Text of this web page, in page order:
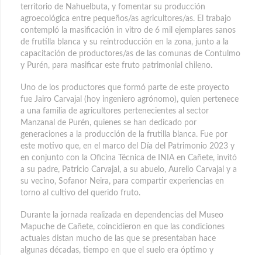
territorio de Nahuelbuta, y fomentar su producción
agroecológica entre pequeños/as agricultores/as. El trabajo
contempló la masificación in vitro de 6 mil ejemplares sanos
de frutilla blanca y su reintroducción en la zona, junto a la
capacitación de productores/as de las comunas de Contulmo
y Purén, para masificar este fruto patrimonial chileno.
Uno de los productores que formó parte de este proyecto
fue Jairo Carvajal (hoy ingeniero agrónomo), quien pertenece
a una familia de agricultores pertenecientes al sector
Manzanal de Purén, quienes se han dedicado por
generaciones a la producción de la frutilla blanca. Fue por
este motivo que, en el marco del Día del Patrimonio 2023 y
en conjunto con la Oficina Técnica de INIA en Cañete, invitó
a su padre, Patricio Carvajal, a su abuelo, Aurelio Carvajal y a
su vecino, Sofanor Neira, para compartir experiencias en
torno al cultivo del querido fruto.
Durante la jornada realizada en dependencias del Museo
Mapuche de Cañete, coincidieron en que las condiciones
actuales distan mucho de las que se presentaban hace
algunas décadas, tiempo en que el suelo era óptimo y